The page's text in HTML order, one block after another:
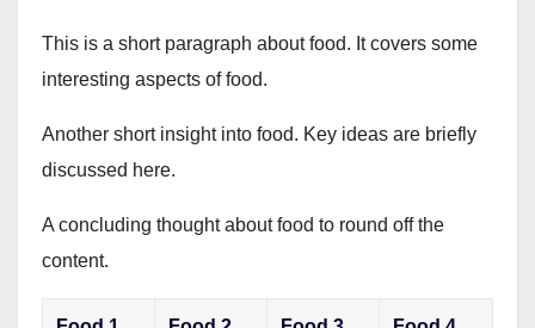
This is a short paragraph about food. It covers some
interesting aspects of food.
Another short insight into food. Key ideas are briefly
discussed here.
A concluding thought about food to round off the
content.